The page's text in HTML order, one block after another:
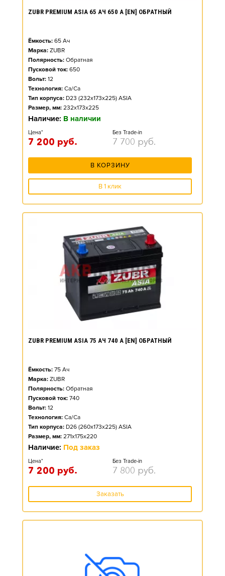
ZUBR PREMIUM ASIA 65 АЧ 650 А [EN] ОБРАТНЫЙ
Ёмкость: 65 Ач
Марка: ZUBR
Полярность: Обратная
Пусковой ток: 650
Вольт: 12
Технология: Ca/Ca
Тип корпуса: D23 (232x173x225) ASIA
Размер, мм: 232x173x225
Наличие: В наличии
Цена*
7 200 руб.
Без Trade-in
7 700 руб.
В КОРЗИНУ
В 1 клик
ZUBR PREMIUM ASIA 75 АЧ 740 А [EN] ОБРАТНЫЙ
Ёмкость: 75 Ач
Марка: ZUBR
Полярность: Обратная
Пусковой ток: 740
Вольт: 12
Технология: Ca/Ca
Тип корпуса: D26 (260x173x225) ASIA
Размер, мм: 271x175x220
Наличие: Под заказ
Цена*
7 200 руб.
Без Trade-in
7 800 руб.
Заказать